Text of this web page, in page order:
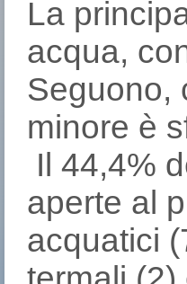
La
acqua,
Seguono,
minore è
Il 44,4%
aperte al
acquatici